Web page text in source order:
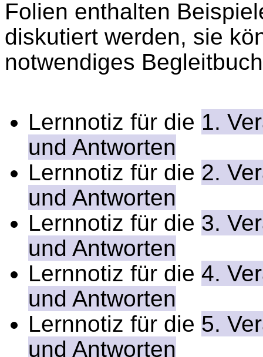
Folien enthalten
diskutiert werden, sie
notwendiges
Lernnotiz für die 1.
und Antworten
Lernnotiz für die 2.
und Antworten
Lernnotiz für die 3.
und Antworten
Lernnotiz für die 4.
und Antworten
Lernnotiz für die 5.
und Antworten